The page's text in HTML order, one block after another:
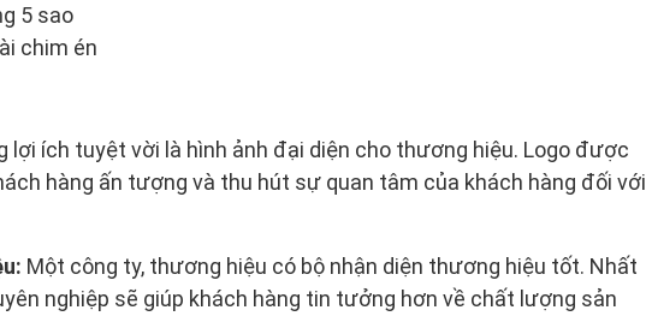
5 sao
chim én
lợi ích tuyệt vời là hình ảnh đại diện cho thương hiệu. Logo được
hàng ấn tượng và thu hút sự quan tâm của khách hàng đối với
Một công ty, thương hiệu có bộ nhận diện thương hiệu tốt. Nhất
nghiệp sẽ giúp khách hàng tin tưởng hơn về chất lượng sản